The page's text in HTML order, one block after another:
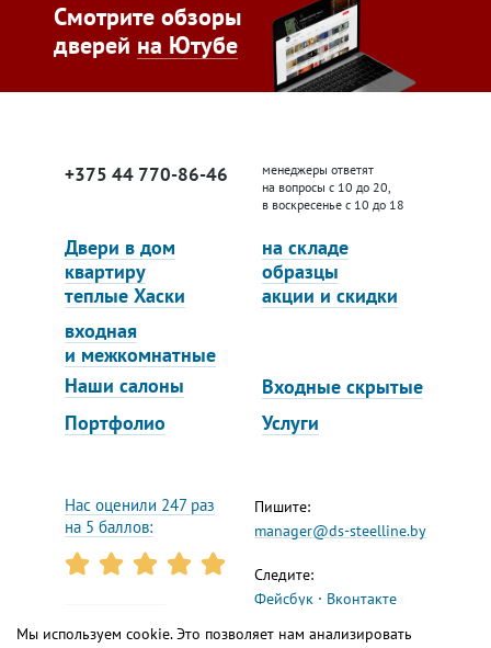
Смотрите обзоры
дверей на Ютубе
Двери в дом
квартиру
теплые Хаски
на складе
образцы
акции и скидки
входная
и межкомнатные
+375 44 770-86-46
менеджеры ответят
на вопросы с 10 до 20,
в воскресенье с 10 до 18
Наши салоны
Входные скрытые
Портфолио
Услуги
Нас оценили 247 раз
на 5 баллов:
Пишите:
manager@ds-steelline.by
Следите:
Фейсбук
Вконтакте
Мы используем cookie. Это позволяет нам анализировать